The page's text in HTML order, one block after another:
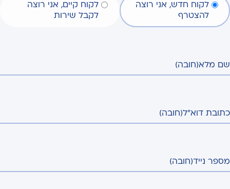
לקוח חדש, אני רוצה
להצטרף
לקוח קיים, אני רוצה
לקבל שירות
שם מלא(חובה)
כתובת דוא"ל(חובה)
מספר נייד(חובה)